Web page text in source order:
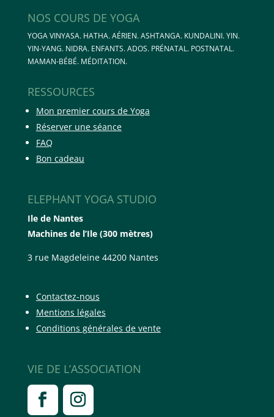
NOS COURS DE YOGA
YOGA VINYASA. HATHA. AÉRIEN. ASHTANGA. KUNDALINI. YIN.
YIN-YANG. NIDRA. ENFANTS. ADOS. PRÉNATAL. POSTNATAL.
MAMAN-BÉBÉ. MÉDITATION.
RESSOURCES
Mon premier cours de Yoga
Réserver une séance
FAQ
Bon cadeau
ELEPHANT YOGA STUDIO
Ile de Nantes
Machines de l’Ile (300 mètres)
3 rue Magdeleine 44200 Nantes
Contactez-nous
Mentions légales
Conditions générales de vente
VIE DE L’ASSOCIATION